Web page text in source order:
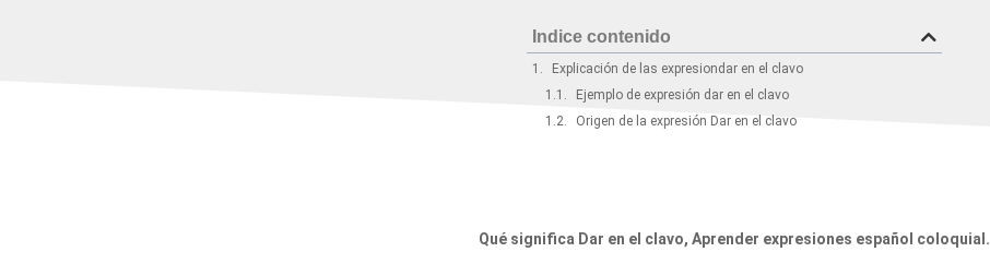
Indice contenido
Explicación de las expresiondar en el clavo
Ejemplo de expresión dar en el clavo
Origen de la expresión Dar en el clavo
Qué significa Dar en el clavo, Aprender expresiones español coloquial.